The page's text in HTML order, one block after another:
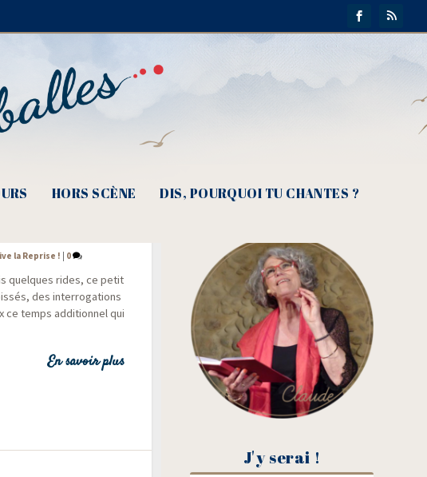
HORS SCÈNE DIS, POURQUOI TU CHANTES ?
la Reprise ! 0
quelques rides, ce petit
des inter­ro­ga­tions
ce temps addi­tion­nel qui
En savoir plus
J'y serai !